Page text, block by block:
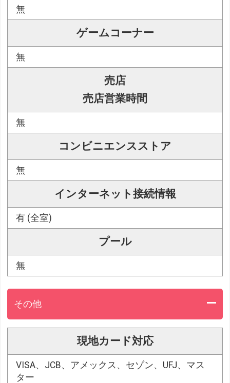
無
ゲームコーナー
無
売店
売店営業時間
無
コンビニエンスストア
無
インターネット接続情報
有 (全室)
プール
無
その他
現地カード対応
VISA、JCB、アメックス、セゾン、UFJ、マス
ター